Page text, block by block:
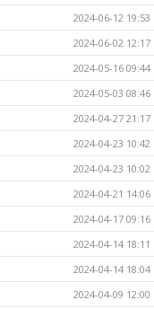
2024-06-12 19:53
2024-06-02 12:17
2024-05-16 09:44
2024-05-03 08:46
2024-04-27 21:17
2024-04-23 10:42
2024-04-23 10:02
2024-04-21 14:06
2024-04-17 09:16
2024-04-14 18:11
2024-04-14 18:04
2024-04-09 12:00